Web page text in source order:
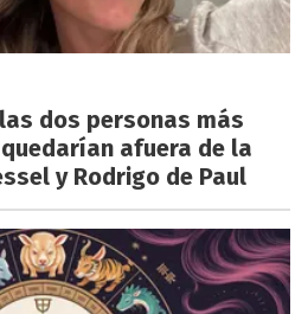
dos personas más
afuera de la
y Rodrigo de Paul